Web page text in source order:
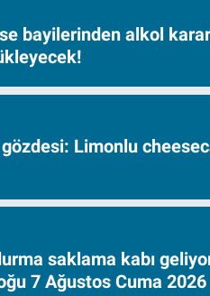
bayilerinden alkol
Limonlu
saklama kabı
7 Ağustos Cuma 2026